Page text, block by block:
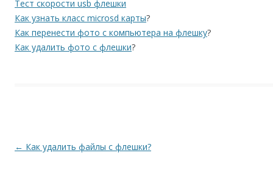
Тест скорости usb флешки
Как узнать класс microsd карты?
Как перенести фото с компьютера на флешку?
Как удалить фото с флешки?
Навигация по записям
← Как удалить файлы с флешки?